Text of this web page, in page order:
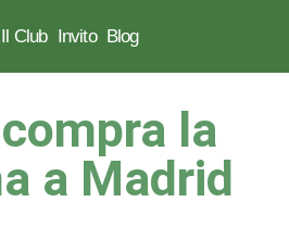
Il Club Invito Blog
la
a Madrid